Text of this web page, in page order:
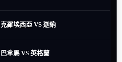
克羅埃西亞 VS 迦納
巴拿馬 VS 英格蘭